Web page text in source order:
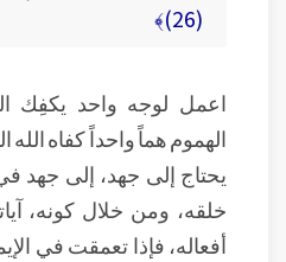
(26)﴾
اعمل لوجه واحد يكفِك
الهموم هماً واحداً كفاه الله
يحتاج إلى جهد، إلى جهد
خلقه، ومن خلال كونه،
أفعاله، فإذا تعمقت في